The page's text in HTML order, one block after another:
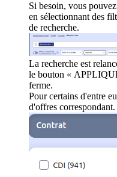
Si besoin, vous
en sélectionnant des
de recherche.
La recherche est
le bouton «
ferme.
Pour certains d'entre
d'offres correspondant.